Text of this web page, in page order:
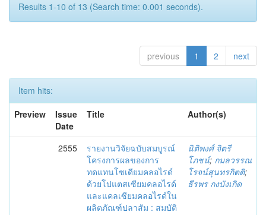
Results 1-10 of 13 (Search time: 0.001 seconds).
previous 1 2 next
Item hits:
Preview
Issue
Date
Title Author(s)
2555
รายงานวิจัยฉบับสมบูรณ์
โครงการผลของการ
ทดแทนโซเดียมคลอไรด์
ด้วยโปแตสเซียมคลอไรด์
และแคลเซียมคลอไรด์ใน
ผลิตภัณฑ์ปลาสัม : สมบัติ
นิติพงศ์ จิตรี
โภชน์; กมลวรรณ
โรจน์สุนทรกิตติ;
ธีรพร กงบังเกิด